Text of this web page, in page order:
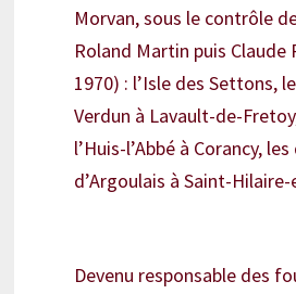
Morvan, sous le contrôle
Roland Martin puis Claude
1970) : l’Isle des Settons,
Verdun à Lavault-de-
l’Huis-l’Abbé à Corancy,
d’Argoulais à Saint-
Devenu responsable des